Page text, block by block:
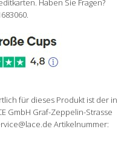
Haben Sie Fragen?
für dieses Produkt ist der in
GmbH Graf-Zeppelin-Strasse
Artikelnummer: